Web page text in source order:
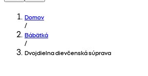
Domov
/
Bábätká
/
Dvojdielna dievčenská súprava